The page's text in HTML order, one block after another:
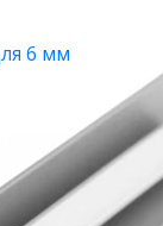
6 мм